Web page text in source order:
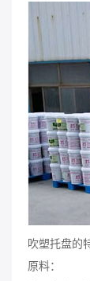
吹塑托盘的
原料：